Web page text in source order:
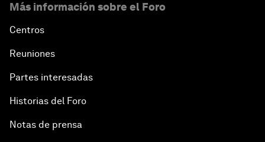
Más información sobre el Foro
Centros
Reuniones
Partes interesadas
Historias del Foro
Notas de prensa